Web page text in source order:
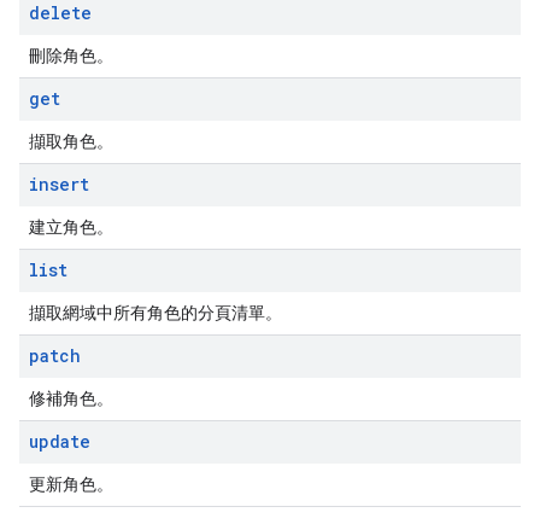
delete
刪除角色。
get
擷取角色。
insert
建立角色。
list
擷取網域中所有角色的分頁清單。
patch
修補角色。
update
更新角色。